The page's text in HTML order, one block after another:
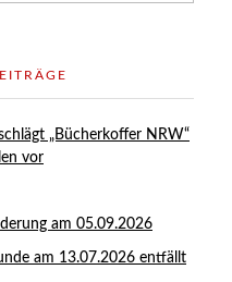
„Bücherkoffer NRW“
vor
am 05.09.2026
am 13.07.2026 entfällt